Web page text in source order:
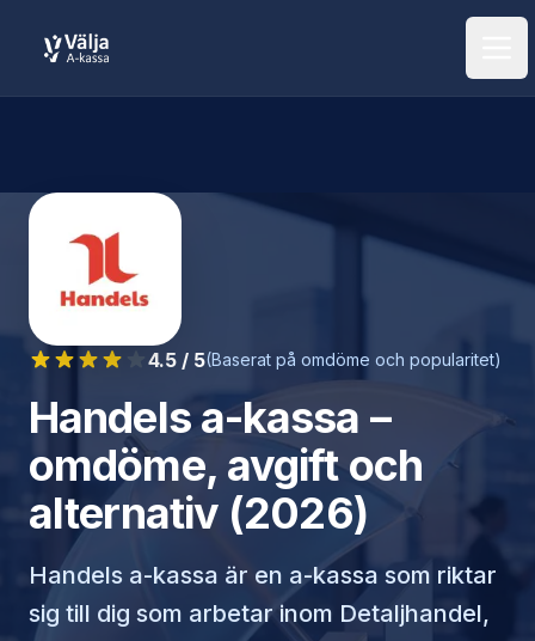
4.5 / 5(Baserat på omdöme och popularitet)
Handels a-kassa –
omdöme, avgift och
alternativ (2026)
Handels a-kassa är en a-kassa som riktar
sig till dig som arbetar inom Detaljhandel,